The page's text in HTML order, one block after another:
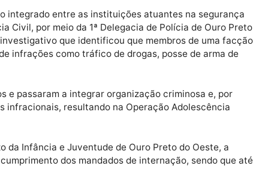
de apuração de ato infracional envolvendo 9
Publicidade
Civil, por meio da 1ª Delegacia de Polícia de
investigativo que identificou que membros de
de infrações como tráfico de drogas, posse de